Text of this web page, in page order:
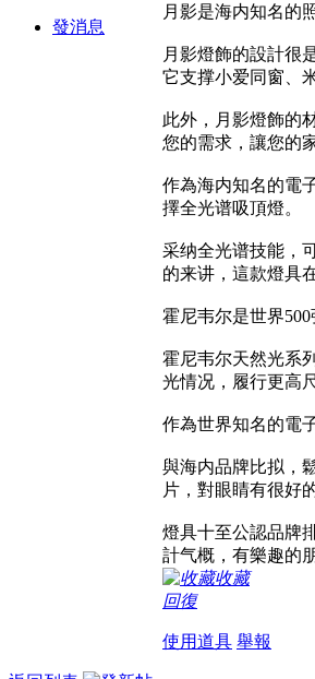
發消息
月影是海内知名的
月影燈飾的設計很
它支撑小爱同窗、
此外，月影燈飾的
您的需求，讓您的
作為海内知名的電
擇全光谱吸頂燈。
采纳全光谱技能，
的来讲，這款燈具
霍尼韦尔是世界
霍尼韦尔天然光系
光情况，履行更高
作為世界知名的電
與海内品牌比拟，
片，對眼睛有很好
燈具十至公認品牌
計气概，有樂趣的
收藏
回復
使用道具 舉報